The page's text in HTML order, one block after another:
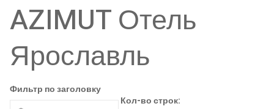
AZIMUT Отель
Ярославль
Фильтр по заголовку
Кол-во строк: